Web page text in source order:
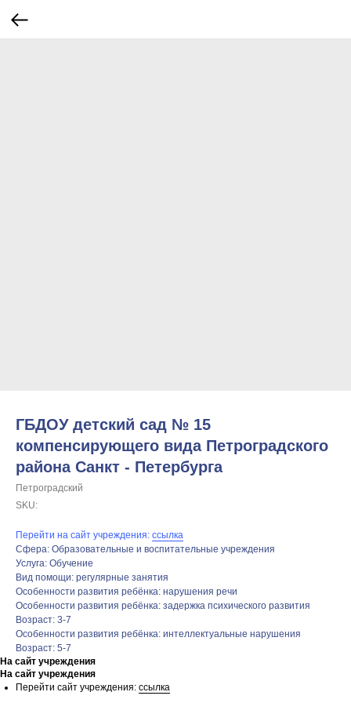
ГБДОУ детский сад № 15
компенсирующего вида Петроградского
района Санкт - Петербурга
Петроградский
SKU:
Перейти на сайт учреждения: ссылка
Сфера: Образовательные и воспитательные учреждения
Услуга: Обучение
Вид помощи: регулярные занятия
Особенности развития ребёнка: нарушения речи
Особенности развития ребёнка: задержка психического развития
Возраст: 3-7
Особенности развития ребёнка: интеллектуальные нарушения
Возраст: 5-7
На сайт учреждения
На сайт учреждения
Перейти сайт учреждения: ссылка